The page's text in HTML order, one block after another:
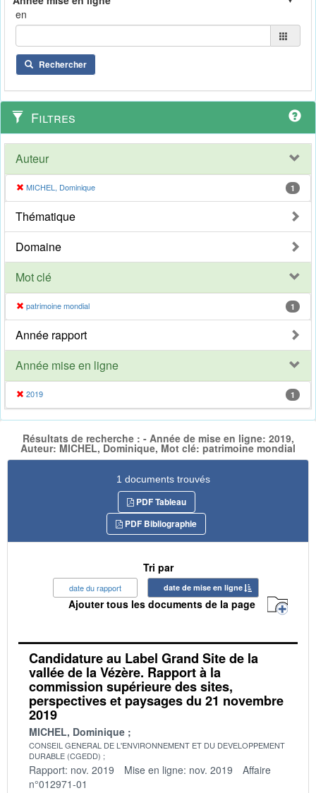
en
Rechercher
Filtres
Auteur
MICHEL, Dominique 1
Thématique
Domaine
Mot clé
patrimoine mondial 1
Année rapport
Année mise en ligne
2019 1
Résultats de recherche : - Année de mise en ligne: 2019,
Auteur: MICHEL, Dominique, Mot clé: patrimoine mondial
1 documents trouvés
PDF Tableau
PDF Bibliographie
Tri par
date du rapport date de mise en ligne
Ajouter tous les documents de la page
Candidature au Label Grand Site de la
vallée de la Vézère. Rapport à la
commission supérieure des sites,
perspectives et paysages du 21 novembre
2019
MICHEL, Dominique
CONSEIL GENERAL DE L'ENVIRONNEMENT ET DU DEVELOPPEMENT
DURABLE (CGEDD)
Rapport: nov. 2019 Mise en ligne: nov. 2019
Affaire
n°012971-01